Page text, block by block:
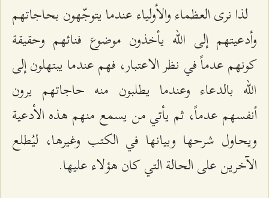
لذا نرى العظماء والأولياء عندما يتوجّهون بحاجاتهم
وأدعيتهم إلى الله يأخذون موضوع فنائهم وحقيقة
كونهم عدماً في نظر الاعتبار، فهم عندما يبتهلون إلى
الله بالدعاء وعندما يطلبون منه حاجاتهم يرون
أنفسهم عدماً، ثم يأتي من يسمع منهم هذه الأدعية
ويحاول شرحها وبيانها في الكتب وغيرها، ليُطلع
الآخرين على الحالة التي كان هؤلاء عليها.